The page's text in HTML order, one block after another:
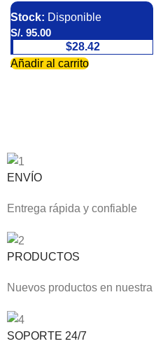
Stock: Disponible
S/. 95.00
$28.42
Añadir al carrito
ENVÍO
Entrega rápida y confiable
PRODUCTOS
Nuevos productos en
SOPORTE 24/7